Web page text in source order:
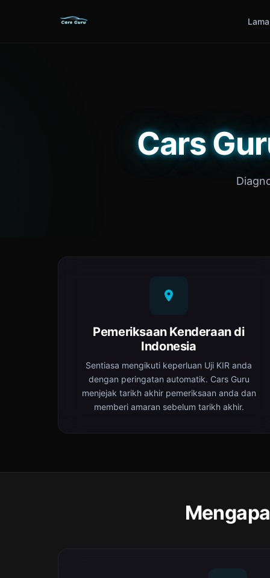
Cars
Pemeriksaan Kenderaan di
Indonesia
Sentiasa mengikuti keperluan Uji KIR anda
dengan peringatan automatik. Cars Guru
menjejak tarikh akhir pemeriksaan anda dan
memberi amaran sebelum tarikh akhir.